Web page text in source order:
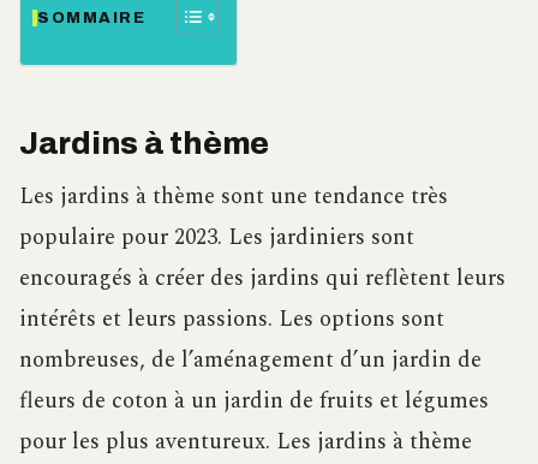
SOMMAIRE
Jardins à thème
Les jardins à thème sont une tendance très
populaire pour 2023. Les jardiniers sont
encouragés à créer des jardins qui reflètent leurs
intérêts et leurs passions. Les options sont
nombreuses, de l’aménagement d’un jardin de
fleurs de coton à un jardin de fruits et légumes
pour les plus aventureux. Les jardins à thème